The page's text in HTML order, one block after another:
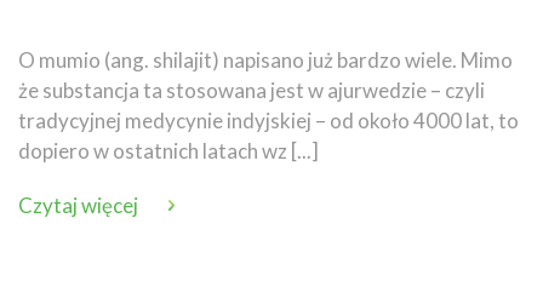
O mumio (ang. shilajit) napisano już bardzo wiele. Mimo
że substancja ta stosowana jest w ajurwedzie – czyli
tradycyjnej medycynie indyjskiej – od około 4000 lat, to
dopiero w ostatnich latach wz [...]
Czytaj więcej